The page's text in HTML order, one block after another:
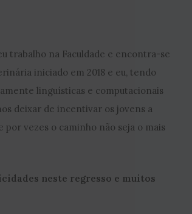
trabalho na Faculdade e encontra-se
iniciado em 2018 e eu, tendo
linguísticas e computacionais
deixar de incentivar os jovens a
vezes o caminho não seja o mais
neste regresso e muitos